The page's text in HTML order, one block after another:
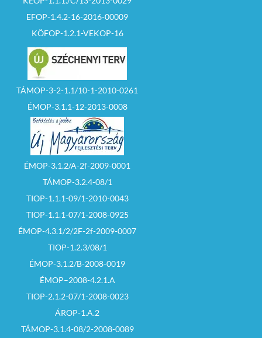
EFOP-1.4.2-16-2016-00009
KÖFOP-1.2.1-VEKOP-16
TÁMOP-3-2-1.1/10-1-2010-0261
ÉMOP-3.1.1-12-2013-0008
ÉMOP-3.1.2/A-2f-2009-0001
TÁMOP-3.2.4-08/1
TIOP-1.1.1-09/1-2010-0043
TIOP-1.1.1-07/1-2008-0925
ÉMOP-4.3.1/2/2F-2f-2009-0007
TIOP-1.2.3/08/1
ÉMOP-3.1.2/B-2008-0019
ÉMOP–2008-4.2.1.A
TIOP-2.1.2-07/1-2008-0023
ÁROP-1.A.2
TÁMOP-3.1.4-08/2-2008-0089